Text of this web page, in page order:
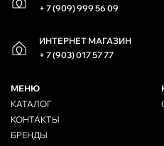
+ 7 (909) 999 56 09
ИНТЕРНЕТ МАГАЗИН
+ 7 (903) 017 57 77
МЕНЮ
КАТАЛОГ
КОНТАКТЫ
БРЕНДЫ